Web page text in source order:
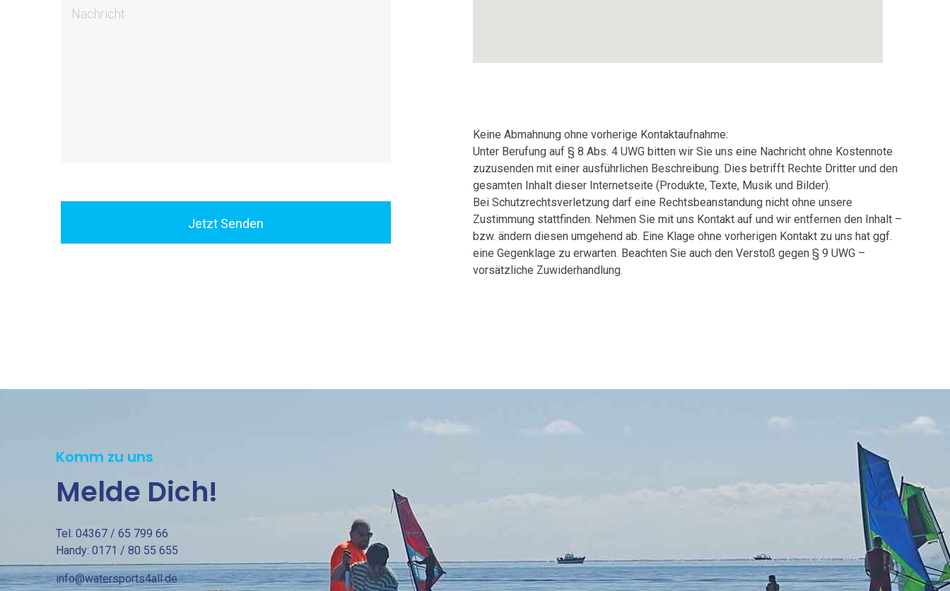
Keine Abmahnung ohne vorherige Kontaktaufnahme:
Unter Berufung auf § 8 Abs. 4 UWG bitten wir Sie uns eine Nachricht ohne Kostennote
zuzusenden mit einer ausführlichen Beschreibung. Dies betrifft Rechte Dritter und den
gesamten Inhalt dieser Internetseite (Produkte, Texte, Musik und Bilder).
Bei Schutzrechtsverletzung darf eine Rechtsbeanstandung nicht ohne unsere
Zustimmung stattfinden. Nehmen Sie mit uns Kontakt auf und wir entfernen den Inhalt –
bzw. ändern diesen umgehend ab. Eine Klage ohne vorherigen Kontakt zu uns hat ggf.
eine Gegenklage zu erwarten. Beachten Sie auch den Verstoß gegen § 9 UWG –
vorsätzliche Zuwiderhandlung.
Komm zu uns
Melde Dich!
Tel: 04367 / 65 799 66
Handy: 0171 / 80 55 655
info@watersports4all.de